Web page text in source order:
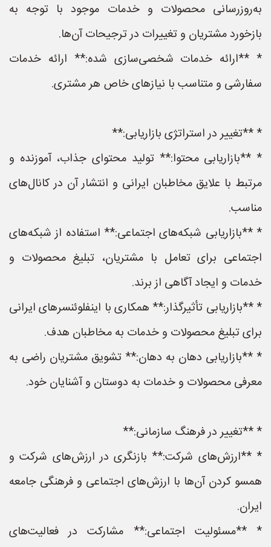
به‌روزرسانی محصولات و خدمات موجود با توجه به
بازخورد مشتریان و تغییرات در ترجیحات آن‌ها.
* **ارائه خدمات شخصی‌سازی شده:** ارائه خدمات
سفارشی و متناسب با نیازهای خاص هر مشتری.
* **تغییر در استراتژی بازاریابی:**
* **بازاریابی محتوا:** تولید محتوای جذاب، آموزنده و
مرتبط با علایق مخاطبان ایرانی و انتشار آن در کانال‌های
مناسب.
* **بازاریابی شبکه‌های اجتماعی:** استفاده از شبکه‌های
اجتماعی برای تعامل با مشتریان، تبلیغ محصولات و
خدمات و ایجاد آگاهی از برند.
* **بازاریابی تأثیرگذار:** همکاری با اینفلوئنسرهای ایرانی
برای تبلیغ محصولات و خدمات به مخاطبان هدف.
* **بازاریابی دهان به دهان:** تشویق مشتریان راضی به
معرفی محصولات و خدمات به دوستان و آشنایان خود.
* **تغییر در فرهنگ سازمانی:**
* **ارزش‌های شرکت:** بازنگری در ارزش‌های شرکت و
همسو کردن آن‌ها با ارزش‌های اجتماعی و فرهنگی جامعه
ایران.
* **مسئولیت اجتماعی:** مشارکت در فعالیت‌های